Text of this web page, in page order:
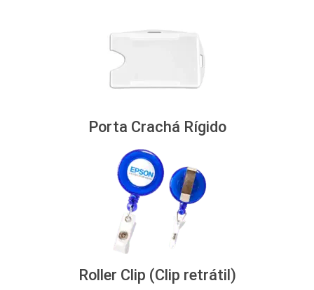
Porta Crachá Rígido
Roller Clip (Clip retrátil)